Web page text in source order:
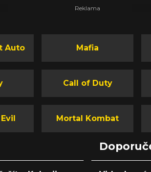
Auto Mafia
Call of Duty
Mortal Kombat